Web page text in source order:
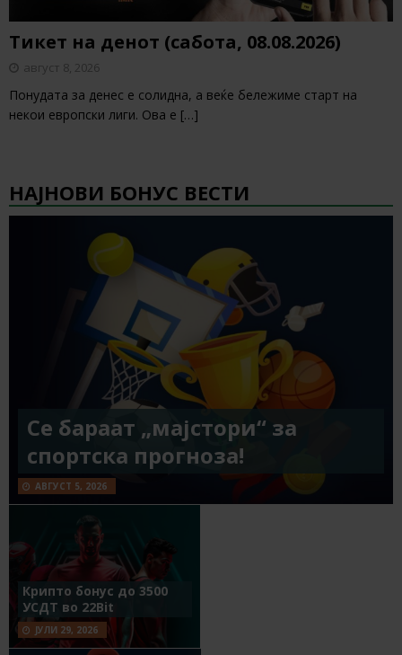
Тикет на денот (сабота, 08.08.2026)
август 8, 2026
Понудата за денес е солидна, а веќе бележиме старт на
некои европски лиги. Ова е […]
НАЈНОВИ БОНУС ВЕСТИ
Се бараат „мајстори“ за
спортска прогноза!
АВГУСТ 5, 2026
Крипто бонус до 3500
УСДТ во 22Bit
ЈУЛИ 29, 2026